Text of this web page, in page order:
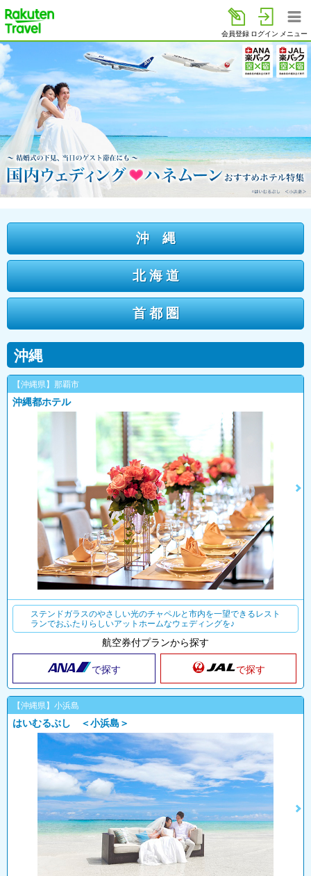
会員登録 ログイン メニュー
沖 縄
北 海 道
首 都 圏
沖縄
【沖縄県】那覇市
沖縄都ホテル
ステンドガラスのやさしい光のチャペルと市内を一望できるレスト
ランでおふたりらしいアットホームなウェディングを♪
航空券付プランから探す
で探す で探す
【沖縄県】小浜島
はいむるぶし ＜小浜島＞